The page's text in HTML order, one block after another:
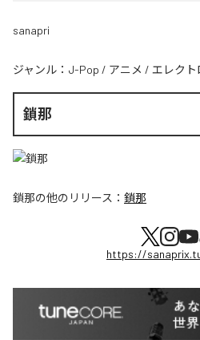
sanapri
ジャンル： J-Pop / アニメ / エレクト
鎖那
鎖那の他のリリース： 鎖那
https://